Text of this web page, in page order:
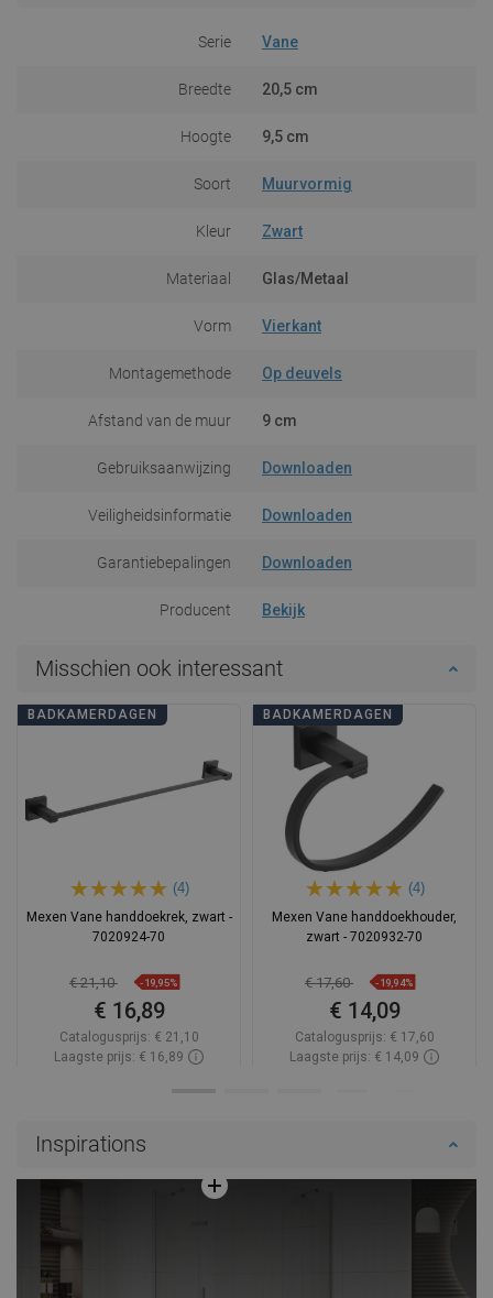
Serie Vane
Breedte 20,5 cm
Hoogte 9,5 cm
Soort Muurvormig
Kleur Zwart
Materiaal Glas/Metaal
Vorm Vierkant
Montagemethode Op deuvels
Afstand van de muur 9 cm
Gebruiksaanwijzing Downloaden
Veiligheidsinformatie Downloaden
Garantiebepalingen Downloaden
Producent Bekijk
Misschien ook interessant
BADKAMERDAGEN
(4)
Mexen Vane handdoekrek, zwart -
7020924-70
€ 21,10 -19,95%
€ 16,89
Catalogusprijs: € 21,10
Laagste prijs: € 16,89
BADKAMERDAGEN
(4)
Mexen Vane handdoekhouder,
zwart - 7020932-70
€ 17,60 -19,94%
€ 14,09
Catalogusprijs: € 17,60
Laagste prijs: € 14,09
Inspirations